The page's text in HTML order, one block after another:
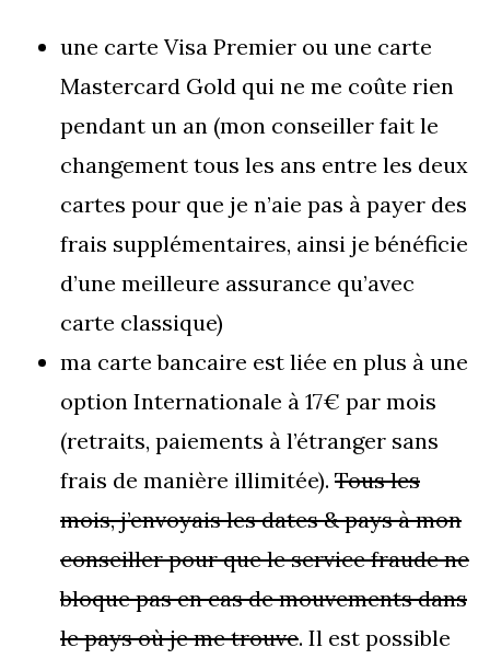
une carte Visa Premier ou une carte
Mastercard Gold qui ne me coûte rien
pendant un an (mon conseiller fait le
changement tous les ans entre les deux
cartes pour que je n’aie pas à payer des
frais supplémentaires, ainsi je bénéficie
d’une meilleure assurance qu’avec
carte classique)
ma carte bancaire est liée en plus à une
option Internationale à 17€ par mois
(retraits, paiements à l’étranger sans
frais de manière illimitée). Tous les
mois, j’envoyais les dates & pays à mon
conseiller pour que le service fraude ne
bloque pas en cas de mouvements dans
le pays où je me trouve. Il est possible